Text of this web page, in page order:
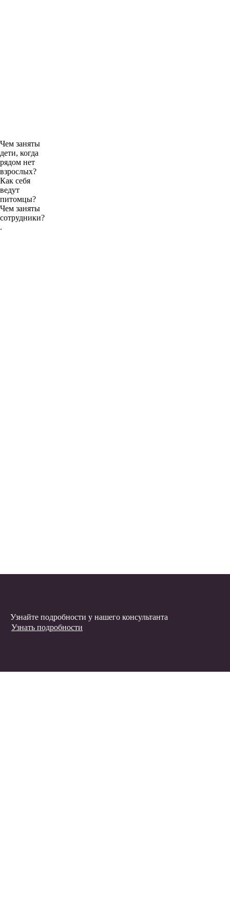
Чем заняты
дети, когда
рядом нет
взрослых?
Как себя
ведут
питомцы?
Чем заняты
сотрудники?
.
Узнайте подробности у нашего консультанта
Узнать подробности